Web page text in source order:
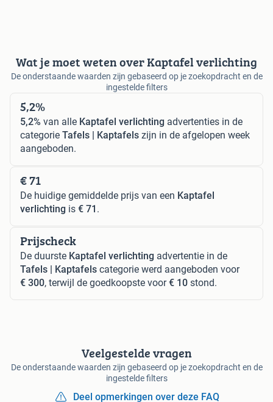
Wat je moet weten over Kaptafel verlichting
De onderstaande waarden zijn gebaseerd op je zoekopdracht en de
ingestelde filters
5,2%
5,2% van alle Kaptafel verlichting advertenties in de
categorie Tafels | Kaptafels zijn in de afgelopen week
aangeboden.
€ 71
De huidige gemiddelde prijs van een Kaptafel
verlichting is € 71 .
Prijscheck
De duurste Kaptafel verlichting advertentie in de
Tafels | Kaptafels categorie werd aangeboden voor
€ 300, terwijl de goedkoopste voor€ 10 stond.
Veelgestelde vragen
De onderstaande waarden zijn gebaseerd op je zoekopdracht en de
ingestelde filters
Deel opmerkingen over deze FAQ